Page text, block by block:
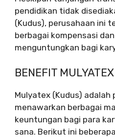
pendidikan tidak
(Kudus), perusahaan ini
berbagai kompensasi
menguntungkan bagi
BENEFIT
Mulyatex (Kudus) adalah
menawarkan berbagai
keuntungan bagi para
sana. Berikut ini